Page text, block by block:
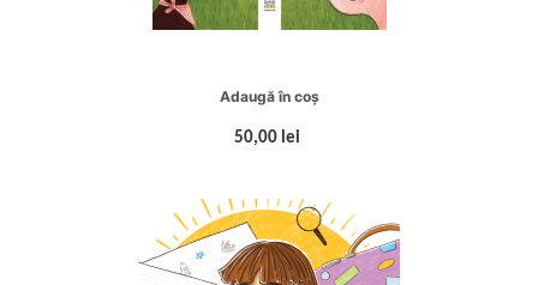
Adaugă în coș
50,00 lei